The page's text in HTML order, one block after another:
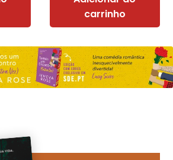
carrinho